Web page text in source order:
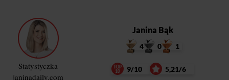
Statystyczka
janinadaily.com
Janina Bąk
4 0 1
9/10 5,21/6